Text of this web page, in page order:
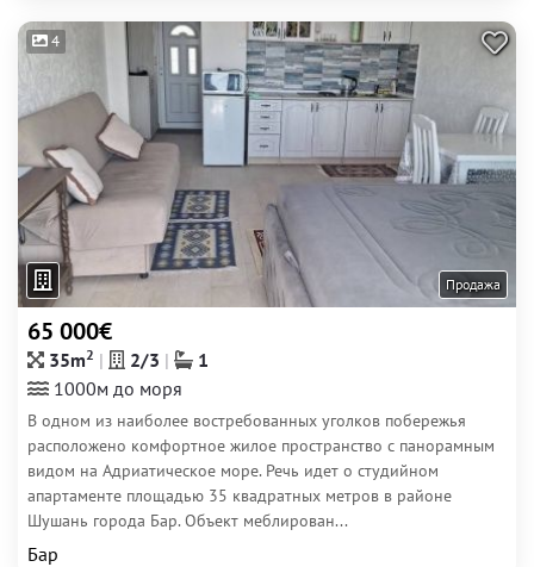
4
Продажа
65 000€
35m2 2/3
1
1000м до моря
В одном из наиболее востребованных уголков побережья
расположено комфортное жилое пространство с панорамным
видом на Адриатическое море. Речь идет о студийном
апартаменте площадью 35 квадратных метров в районе
Шушань города Бар. Объект меблирован...
Бар